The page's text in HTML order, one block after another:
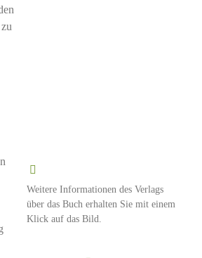
Weitere Informationen des Verlags
über das Buch erhalten Sie mit einem
Klick auf das Bild.